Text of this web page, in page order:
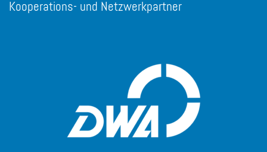
Kooperations- und Netzwerkpartner